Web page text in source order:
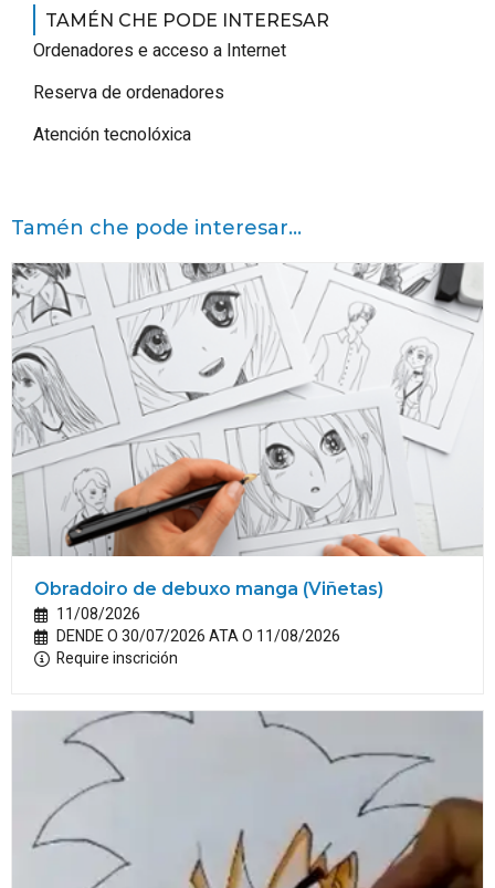
TAMÉN CHE PODE INTERESAR
Ordenadores e acceso a Internet
Reserva de ordenadores
Atención tecnolóxica
Tamén che pode interesar...
Obradoiro de debuxo manga (Viñetas)
11/08/2026
DENDE O 30/07/2026 ATA O 11/08/2026
Require inscrición